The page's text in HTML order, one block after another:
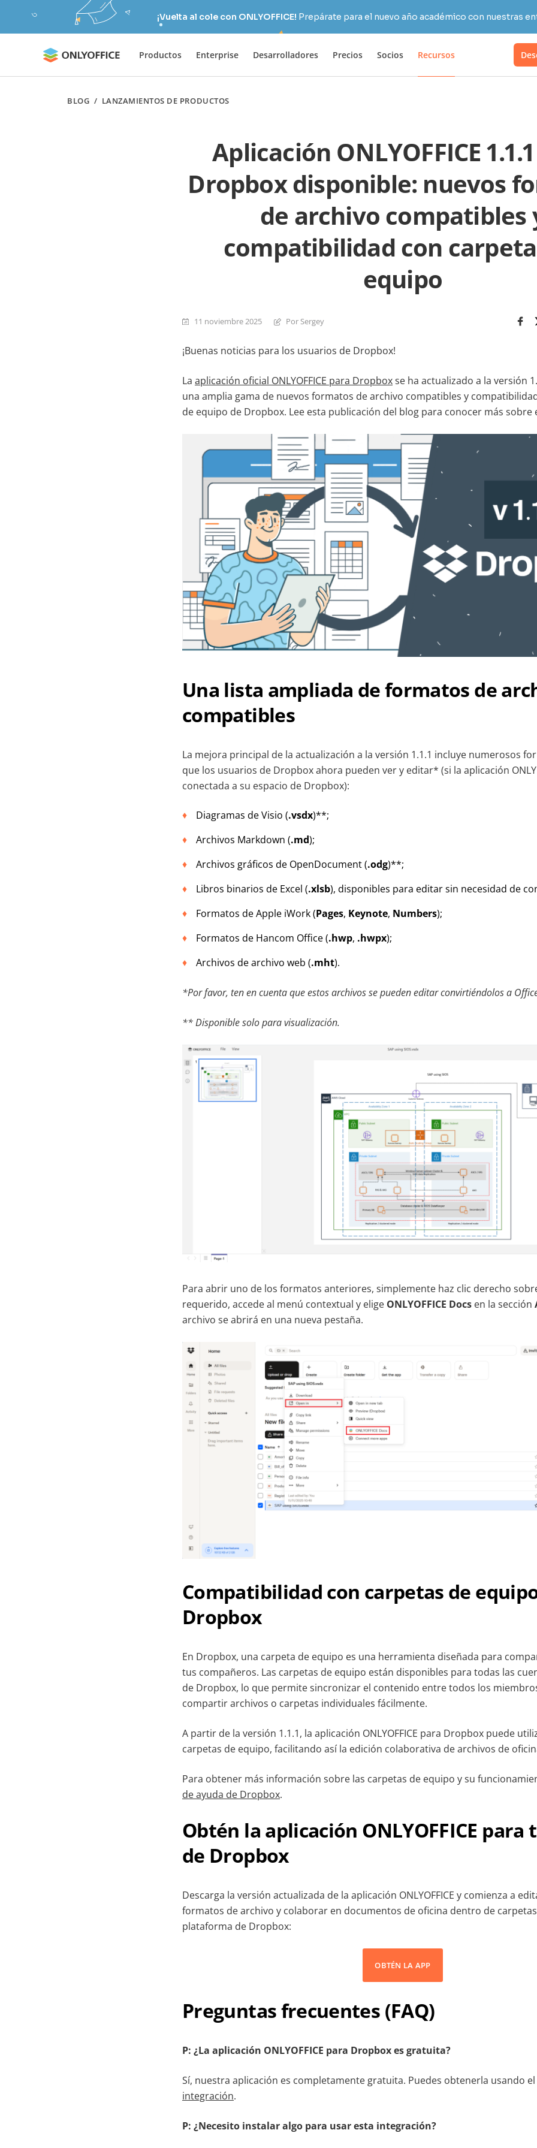
¡Vuelta al cole con ONLYOFFICE! Prepárate para el nuevo año académico con nuestras
Productos Enterprise Desarrolladores Precios Socios Recursos
BLOG / LANZAMIENTOS DE PRODUCTOS
Aplicación ONLYOFFICE
Dropbox disponible: nuevos
de archivo compatibles
compatibilidad con
equipo
11 noviembre 2025 Por Sergey
¡Buenas noticias para los usuarios de Dropbox!
La aplicación oficial ONLYOFFICE para Dropboxse ha actualizado a la versión
una amplia gama de nuevos formatos de archivo compatibles y
de equipo de Dropbox. Lee esta publicación del blog para conocer más sobre
Una lista ampliada de formatos de
compatibles
La mejora principal de la actualización a la versión 1.1.1 incluye numerosos
que los usuarios de Dropbox ahora pueden ver y editar* (si la aplicación
conectada a su espacio de Dropbox):
Diagramas de Visio (.vsdx)**;
Archivos Markdown (.md);
Archivos gráficos de OpenDocument (.odg)**;
Libros binarios de Excel (.xlsb), disponibles para editar sin necesidad de
Formatos de Apple iWork (Pages, Keynote, Numbers);
Formatos de Hancom Office (.hwp, .hwpx);
Archivos de archivo web (.mht).
*Por favor, ten en cuenta que estos archivos se pueden editar convirtiéndolos a
** Disponible solo para visualización.
Para abrir uno de los formatos anteriores, simplemente haz clic derecho
requerido, accede al menú contextual y elige ONLYOFFICE Docs en la sección
archivo se abrirá en una nueva pestaña.
Compatibilidad con carpetas de
Dropbox
En Dropbox, una carpeta de equipo es una herramienta diseñada para
tus compañeros. Las carpetas de equipo están disponibles para todas las
de Dropbox, lo que permite sincronizar el contenido entre todos los
compartir archivos o carpetas individuales fácilmente.
A partir de la versión 1.1.1, la aplicación ONLYOFFICE para Dropbox puede
carpetas de equipo, facilitando así la edición colaborativa de archivos de
Para obtener más información sobre las carpetas de equipo y su
de ayuda de Dropbox.
Obtén la aplicación ONLYOFFICE para
de Dropbox
Descarga la versión actualizada de la aplicación ONLYOFFICE y comienza a
formatos de archivo y colaborar en documentos de oficina dentro de
plataforma de Dropbox:
OBTÉN LA APP
Preguntas frecuentes (FAQ)
P: ¿La aplicación ONLYOFFICE para Dropbox es gratuita?
Sí, nuestra aplicación es completamente gratuita. Puedes obtenerla usando el
integración.
P: ¿Necesito instalar algo para usar esta integración?